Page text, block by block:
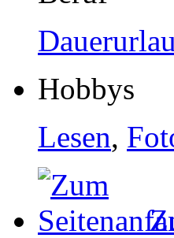
Hobbys
Lesen,